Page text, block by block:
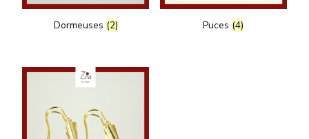
Dormeuses (2) Puces (4)